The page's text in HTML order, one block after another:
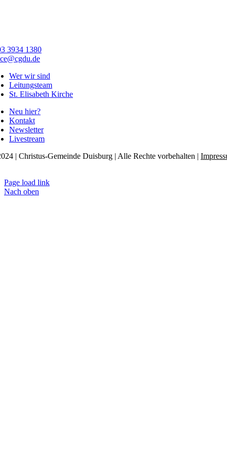
3934 1380
Wer wir sind
Leitungsteam
St. Elisabeth Kirche
Neu hier?
Kontakt
Newsletter
Livestream
| Christus-Gemeinde Duisburg | Alle Rechte vorbehalten |
Page load link
Nach oben